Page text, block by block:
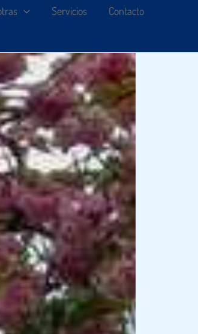
Servicios Contacto